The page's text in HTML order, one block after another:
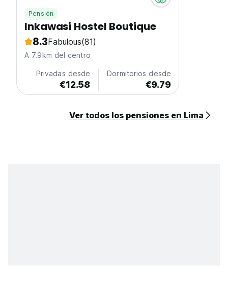
Pensión
Inkawasi Hostel Boutique
8.3Fabulous(81)
A 7.9km del centro
Privadas desde
€12.58
Dormitorios desde
€9.79
Ver todos los pensiones en Lima